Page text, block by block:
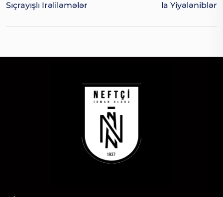
Sıçrayışlı Irəliləmələr
La Yiyələniblər